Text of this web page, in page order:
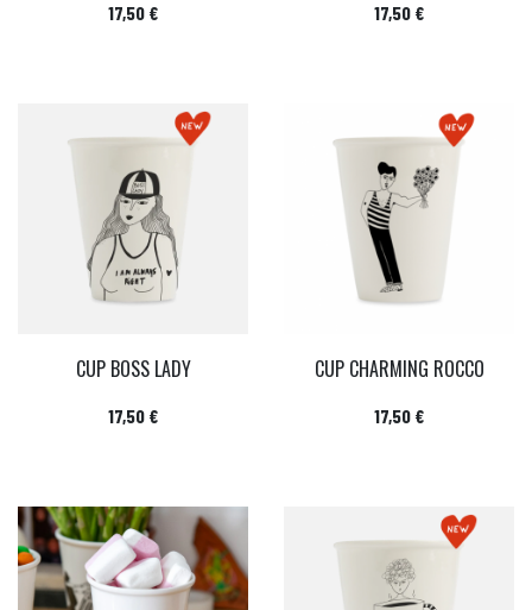
Prix
17,50 € Prix
17,50 €
CUP BOSS LADY
Prix
17,50 €
CUP CHARMING ROCCO
Prix
17,50 €